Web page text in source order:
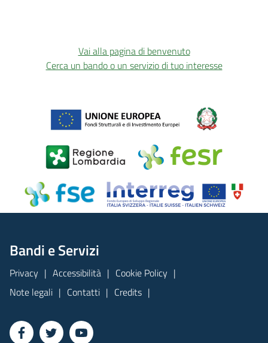
Vai alla pagina di benvenuto
Cerca un bando o un servizio di tuo interesse
Bandi e Servizi
Privacy Accessibilità
Cookie Policy
Note legali
Contatti Credits